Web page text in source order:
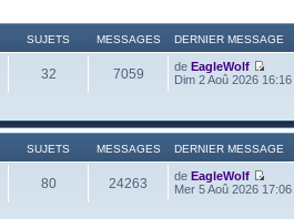
SUJETS MESSAGES DERNIER MESSAGE
32 7059 deEagleWolf
Dim 2 Aoû 2026 16:16
SUJETS MESSAGES DERNIER MESSAGE
80 24263 deEagleWolf
Mer 5 Aoû 2026 17:06